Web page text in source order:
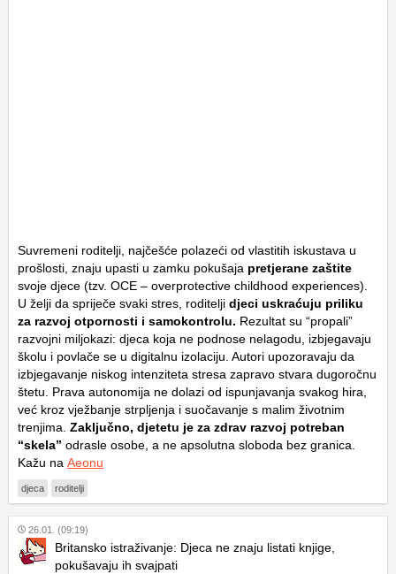
Suvremeni roditelji, najčešće polazeći od vlastitih iskustava u
prošlosti, znaju upasti u zamku pokušaja pretjerane zaštite
svoje djece (tzv. OCE – overprotective childhood experiences).
U želji da spriječe svaki stres, roditelji djeci uskraćuju priliku
za razvoj otpornosti i samokontrolu. Rezultat su “propali”
razvojni miljokazi: djeca koja ne podnose nelagodu, izbjegavaju
školu i povlače se u digitalnu izolaciju. Autori upozoravaju da
izbjegavanje niskog intenziteta stresa zapravo stvara dugoročnu
štetu. Prava autonomija ne dolazi od ispunjavanja svakog hira,
već kroz vježbanje strpljenja i suočavanje s malim životnim
trenjima. Zaključno, djetetu je za zdrav razvoj potreban
“skela” odrasle osobe, a ne apsolutna sloboda bez granica.
Kažu na Aeonu
djeca roditelji
26.01. (09:19)
Britansko istraživanje: Djeca ne znaju listati knjige,
pokušavaju ih svajpati